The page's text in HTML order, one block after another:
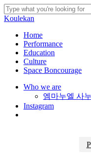
Skip
to
content
Close
Koulekan
search
Menu
Home
Performance
Education
Culture
Space Boncourage
Who we are
엠마누엘 사
Instagram